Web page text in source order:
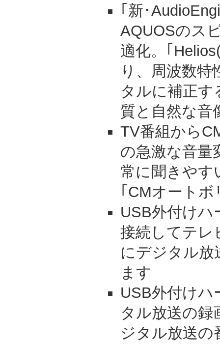
｢新･
AQUOSのス
適化。｢
り、周波数特
タルに補正
質と自然な音
TV番組から
の急激な音量
常に聞きやす
｢CMオート
USB外付けハ
接続してテレ
にデジタル放
ます
USB外付け
タル放送の
ジタル放送の